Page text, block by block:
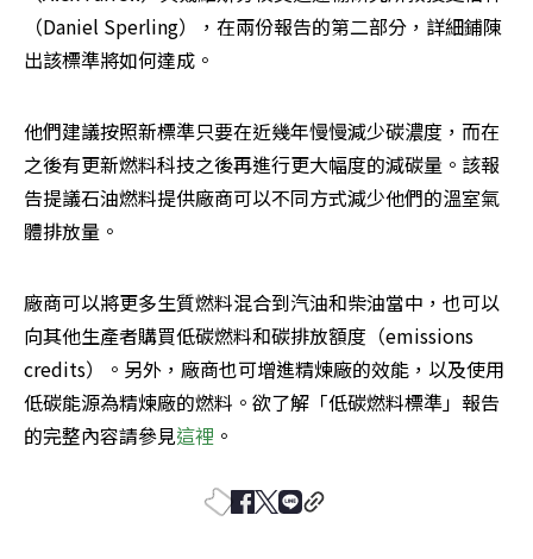
（Daniel Sperling），在兩份報告的第二部分，詳細鋪陳
出該標準將如何達成。
他們建議按照新標準只要在近幾年慢慢減少碳濃度，而在
之後有更新燃料科技之後再進行更大幅度的減碳量。該報
告提議石油燃料提供廠商可以不同方式減少他們的溫室氣
體排放量。
廠商可以將更多生質燃料混合到汽油和柴油當中，也可以
向其他生產者購買低碳燃料和碳排放額度（emissions
credits）。另外，廠商也可增進精煉廠的效能，以及使用
低碳能源為精煉廠的燃料。欲了解「低碳燃料標準」報告
的完整內容請參見這裡 。